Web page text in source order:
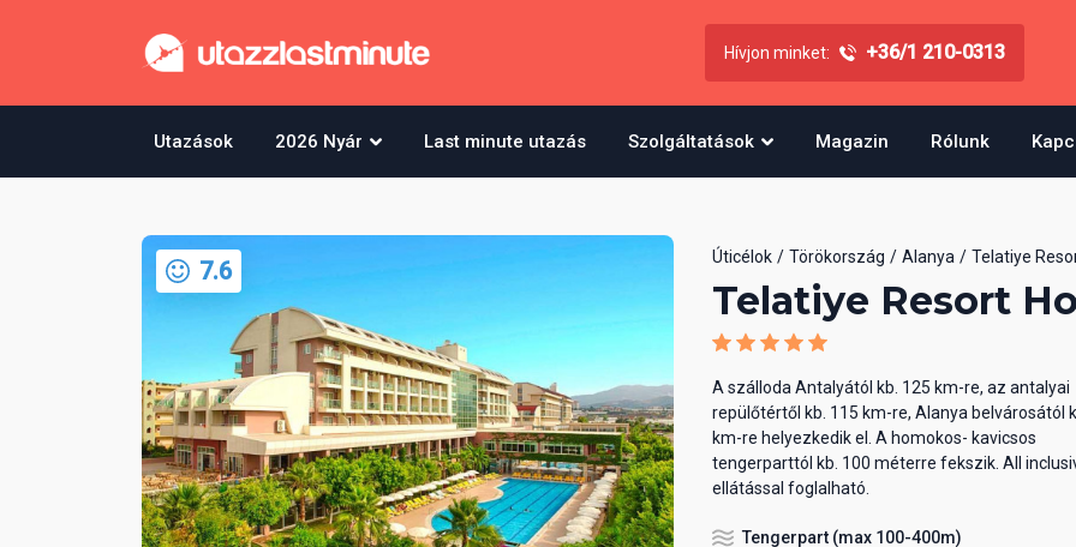
Hívjon minket: +36/1 210-0313
Utazások 2026 Nyár Last minute utazás Szolgáltatások Magazin Rólunk
7.6 Úticélok Törökország Alanya Telatiye
Telatiye Resort
A szálloda Antalyától kb. 125 km-re, az antalyai
repülőtértől kb. 115 km-re, Alanya belvárosától
km-re helyezkedik el. A homokos- kavicsos
tengerparttól kb. 100 méterre fekszik. All
ellátással foglalható.
Tengerpart (max 100-400m)